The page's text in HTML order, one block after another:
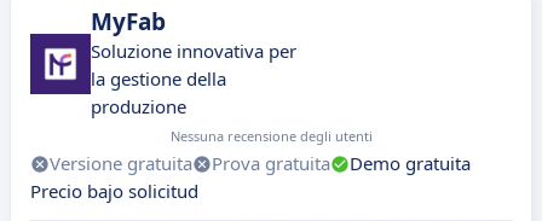
MyFab
Soluzione innovativa per
la gestione della
produzione
Nessuna recensione degli utenti
Versione gratuita Prova gratuita
Demo gratuita
Precio bajo solicitud